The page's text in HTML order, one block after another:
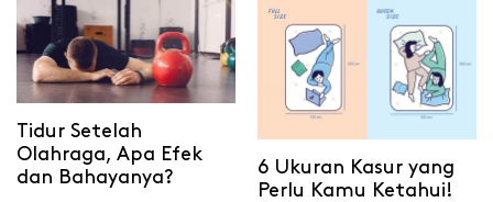
Tidur Setelah
Olahraga, Apa Efek
dan Bahayanya?
6 Ukuran Kasur yang
Perlu Kamu Ketahui!